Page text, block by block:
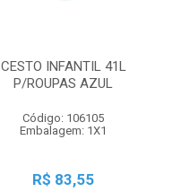
CESTO INFANTIL 41L
P/ROUPAS AZUL
Código: 106105
Embalagem: 1X1
R$ 83,55